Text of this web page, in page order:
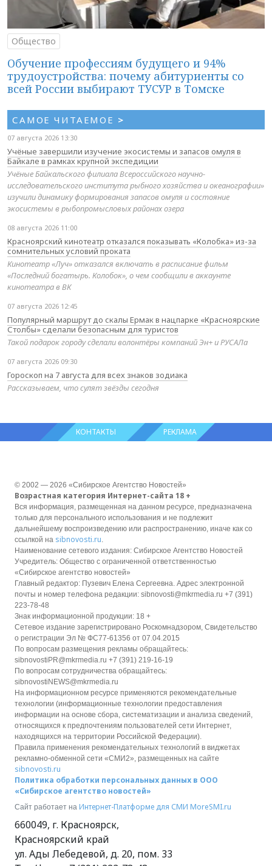
Общество
Обучение профессиям будущего и 94%
трудоустройства: почему абитуриенты со
всей России выбирают ТУСУР в Томске
САМОЕ ЧИТАЕМОЕ >
07 августа 2026 13:30
Учёные завершили изучение экосистемы и запасов омуля в
Байкале в рамках крупной экспедиции
Учёные Байкальского филиала Всероссийского научно-
исследовательского института рыбного хозяйства и океанографии»
изучили динамику формирования запасов омуля и состояние
экосистемы в рыбопромысловых районах озера
08 августа 2026 11:00
Красноярский кинотеатр отказался показывать «Колобка» из-за
сомнительных условий проката
Кинотеатр «Луч» отказался включать в расписание фильм
«Последний богатырь. Колобок», о чем сообщили в аккаунте
кинотеатра в ВК
07 августа 2026 12:45
Популярный маршрут до скалы Ермак в нацпарке «Красноярские
Столбы» сделали безопасным для туристов
Такой подарок городу сделали волонтёры компаний Эн+ и РУСАЛа
07 августа 2026 09:30
Гороскоп на 7 августа для всех знаков зодиака
Рассказываем, что сулят звёзды сегодня
КОНТАКТЫ РЕКЛАМА
© 2002 — 2026 «Сибирское Агентство Новостей»
Возрастная категория Интернет-сайта 18 +
Вся информация, размещенная на данном ресурсе, предназначена
только для персонального использования и не подлежит
дальнейшему воспроизведению или распространению, иначе как со
ссылкой на sibnovosti.ru.
Наименование сетевого издания: Сибирское Агентство Новостей
Учредитель: Общество с ограниченной ответственностью
«Сибирское агентство новостей»
Главный редактор: Пузевич Елена Сергеевна. Адрес электронной
почты и номер телефона редакции: sibnovosti@mkrmedia.ru +7 (391)
223-78-48
Знак информационной продукции: 18 +
Сетевое издание зарегистрировано Роскомнадзором, Свидетельство
о регистрации Эл № ФС77-61356 от 07.04.2015
По вопросам размещения рекламы обращайтесь:
sibnovostiPR@mkrmedia.ru +7 (391) 219-16-19
По вопросам сотрудничества обращайтесь:
sibnovostiNEWS@mkrmedia.ru
На информационном ресурсе применяются рекомендательные
технологии (информационные технологии предоставления
информации на основе сбора, систематизации и анализа сведений,
относящихся к предпочтениям пользователей сети Интернет,
находящихся на территории Российской Федерации).
Правила применения рекомендательных технологий в виджетах
рекламно-обменной сети «СМИ2», размещенных на сайте
sibnovosti.ru
Политика обработки персональных данных в ООО
«Сибирское агентство новостей»
Сайт работает на Интернет-Платформе для СМИ MoreSMI.ru
660049, г. Красноярск,
Красноярский край
ул. Ады Лебедевой, д. 20, пом. 33